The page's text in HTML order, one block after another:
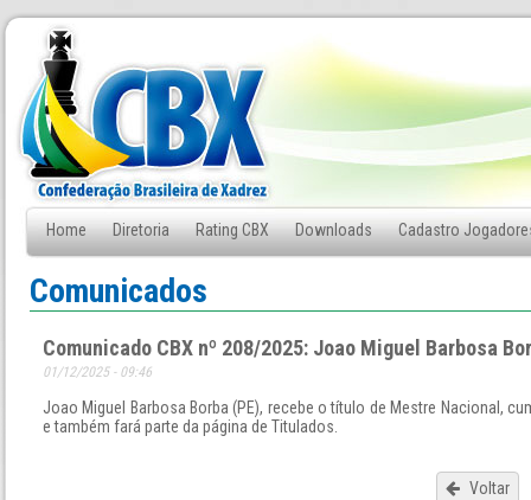
Home Diretoria Rating CBX Downloads Cadastro
Fale Conosco
Comunicados
Comunicado CBX nº 208/2025: Joao Miguel Barbosa
01/12/2025 - 09:46
Joao Miguel Barbosa Borba (PE), recebe o título de Mestre Nacional,
e também fará parte da página de Titulados.
Voltar